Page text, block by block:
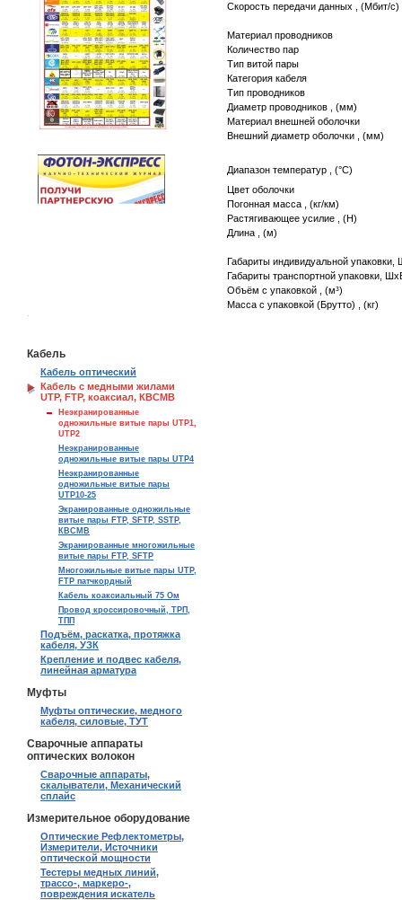
.
Кабель
Кабель оптический
Кабель с медными жилами
UTP, FTP, коаксиал, КВСМВ
Неэкранированные
одножильные витые пары UTP1,
UTP2
Неэкранированные
одножильные витые пары UTP4
Неэкранированные
одножильные витые пары
UTP10-25
Экранированные одножильные
витые пары FTP, SFTP, SSTP,
КВСМВ
Экранированные многожильные
витые пары FTP, SFTP
Многожильные витые пары UTP,
FTP патчкордный
Кабель коаксиальный 75 Ом
Провод кроссировочный, ТРП,
ТПП
Подъём, раскатка, протяжка
кабеля, УЗК
Крепление и подвес кабеля,
линейная арматура
Муфты
Муфты оптические, медного
кабеля, силовые, ТУТ
Сварочные аппараты
оптических волокон
Сварочные аппараты,
скалыватели, Механический
сплайс
Измерительное оборудование
Оптические Рефлектометры,
Измерители, Источники
оптической мощности
Тестеры медных линий,
трассо-, маркеро-,
повреждения искатель
Скорость передачи данных , (Мбит/с)
Материал проводников
Количество пар
Тип витой пары
Категория кабеля
Тип проводников
Диаметр проводников , (мм)
Материал внешней оболочки
Внешний диаметр оболочки , (мм)
Диапазон температур , (°C)
Цвет оболочки
Погонная масса , (кг/км)
Растягивающее усилие , (H)
Длина , (м)
Габариты индивидуальной
Габариты транспортной упаковки,
Объём с упаковкой , (м³)
Масса с упаковкой (Брутто) , (кг)